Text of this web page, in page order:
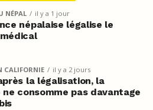
NÉPAL il y a 1 jour
népalaise légalise le
CALIFORNIE il y a 2 jours
la légalisation, la
ne consomme pas davantage